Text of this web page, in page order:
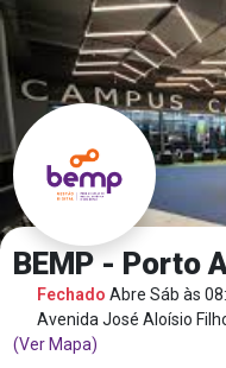
BEMP - Porto
Fechado Abre Sáb às
Avenida José Aloísio
(Ver Mapa)